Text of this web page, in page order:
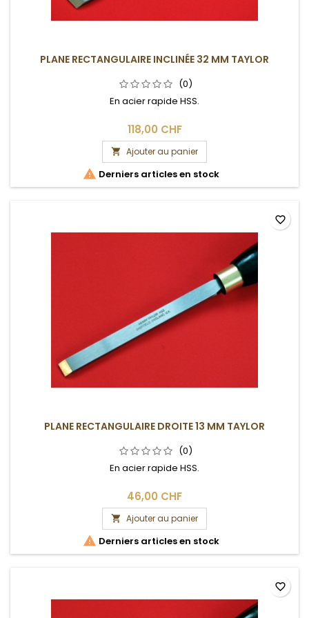
PLANE RECTANGULAIRE INCLINÉE 32 MM TAYLOR
(0)
En acier rapide HSS.
118,00 CHF
 Ajouter au panier
 Derniers articles en stock
PLANE RECTANGULAIRE DROITE 13 MM TAYLOR
(0)
En acier rapide HSS.
46,00 CHF
 Ajouter au panier
 Derniers articles en stock
favorite_border
favorite_border